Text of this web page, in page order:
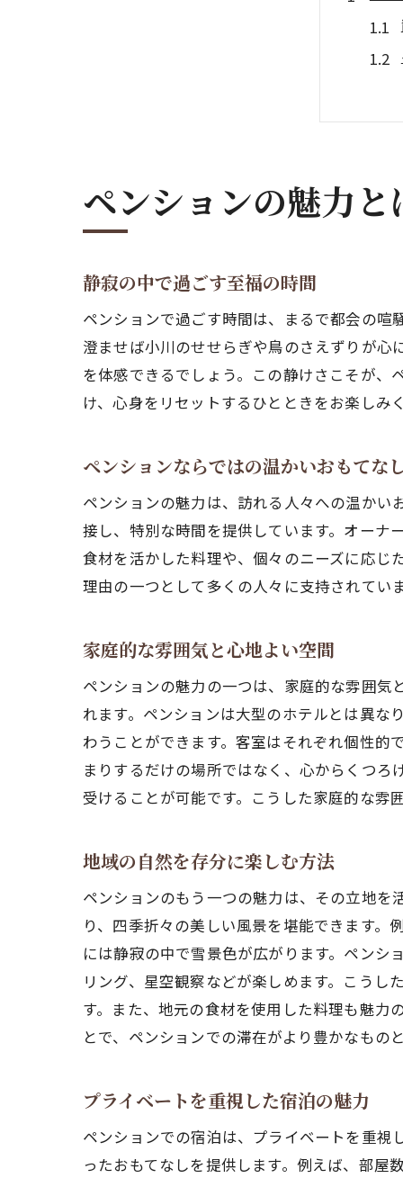
静
ペンションの魅力
静寂の中で過ごす至福の時間
ペンションで過ごす時間は、まるで都会の
澄ませば小川のせせらぎや鳥のさえずりが心
を体感できるでしょう。この静けさこそが、
け、心身をリセットするひとときをお楽しみ
ペンションならではの温かいおもてな
ペンションの魅力は、訪れる人々への温かい
接し、特別な時間を提供しています。オーナ
食材を活かした料理や、個々のニーズに応じ
理由の一つとして多くの人々に支持されてい
家庭的な雰囲気と心地よい空間
ペンションの魅力の一つは、家庭的な雰囲
れます。ペンションは大型のホテルとは異な
わうことができます。客室はそれぞれ個性的
まりするだけの場所ではなく、心からくつ
受けることが可能です。こうした家庭的な雰
地域の自然を存分に楽しむ方法
ペンションのもう一つの魅力は、その立地
り、四季折々の美しい風景を堪能できます
には静寂の中で雪景色が広がります。ペン
リング、星空観察などが楽しめます。こう
す。また、地元の食材を使用した料理も魅力
とで、ペンションでの滞在がより豊かなもの
プライベートを重視した宿泊の魅力
ペンションでの宿泊は、プライベートを重視
ったおもてなしを提供します。例えば、部